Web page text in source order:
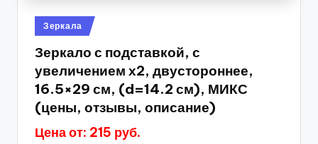
Опубликовано
в
Зеркала
Зеркало с подставкой, с
увеличением х2, двустороннее,
16.5×29 см, (d=14.2 см), МИКС
(цены, отзывы, описание)
Цена от: 215 руб.